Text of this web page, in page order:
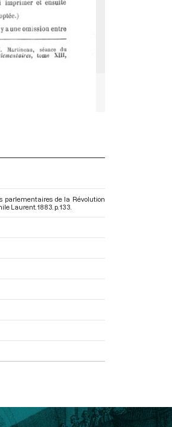
parlementaires de la Révolution
Laurent. 1883. p. 133.